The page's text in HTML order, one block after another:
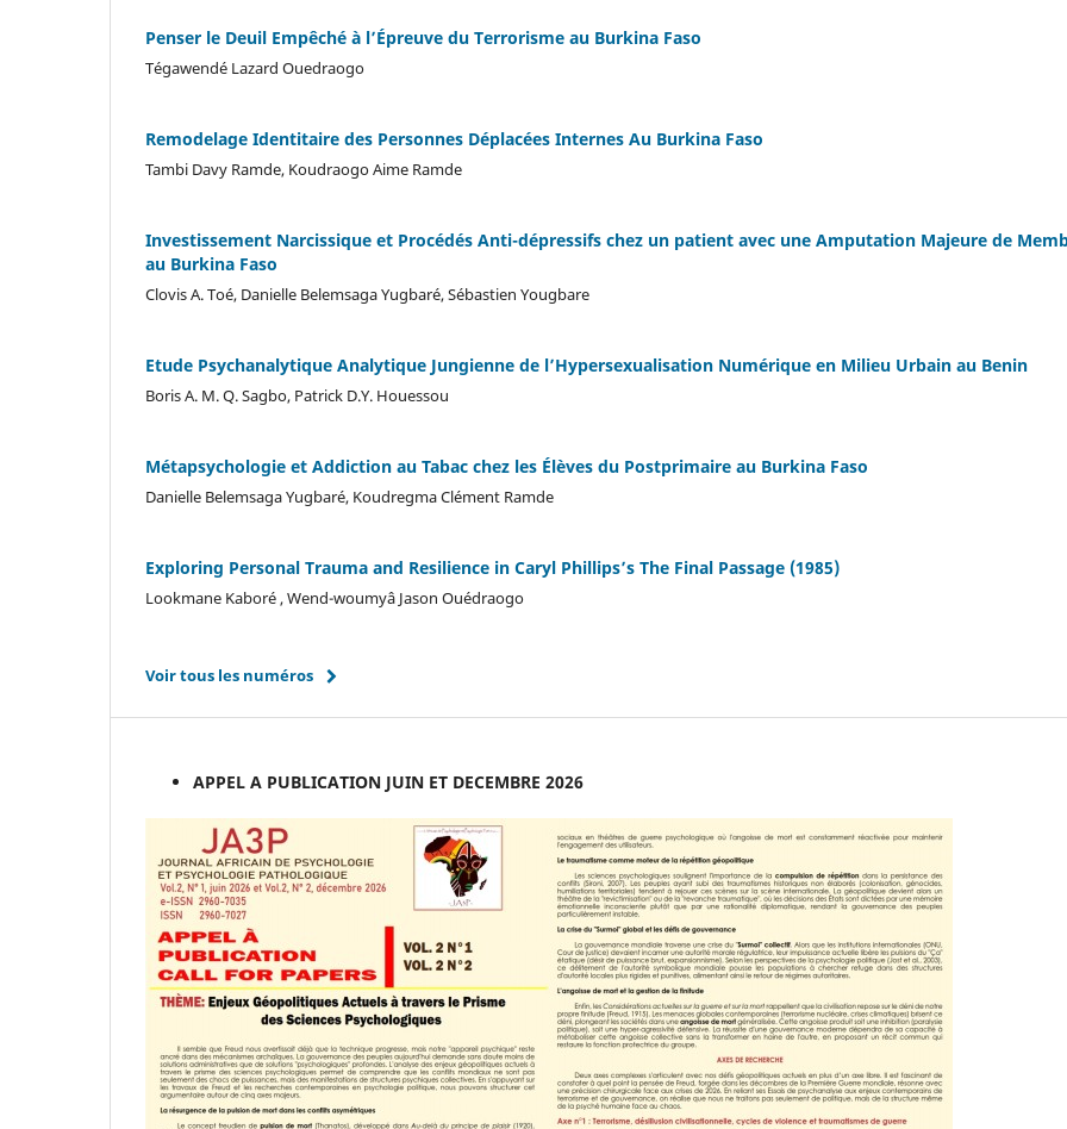
Penser le Deuil Empêché à l’Épreuve du Terrorisme au Burkina Faso
Tégawendé Lazard Ouedraogo
Remodelage Identitaire des Personnes Déplacées Internes Au Burkina Faso
Tambi Davy Ramde, Koudraogo Aime Ramde
Investissement Narcissique et Procédés Anti-dépressifs chez un patient avec une Amputation Majeure de
au Burkina Faso
Clovis A. Toé, Danielle Belemsaga Yugbaré, Sébastien Yougbare
Etude Psychanalytique Analytique Jungienne de l’Hypersexualisation Numérique en Milieu Urbain au Benin
Boris A. M. Q. Sagbo, Patrick D.Y. Houessou
Métapsychologie et Addiction au Tabac chez les Élèves du Postprimaire au Burkina Faso
Danielle Belemsaga Yugbaré, Koudregma Clément Ramde
Exploring Personal Trauma and Resilience in Caryl Phillips’s The Final Passage (1985)
Lookmane Kaboré , Wend-woumyâ Jason Ouédraogo
Voir tous les numéros
APPEL A PUBLICATION JUIN ET DECEMBRE 2026